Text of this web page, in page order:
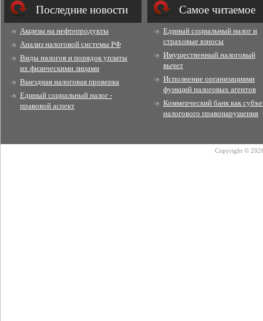
Последние новости
Акцизы на нефтепродукты
Анализ налоговой системы РФ
Виды налогов и порядок уплаты
их физическими лицами
Выездная налоговая проверка
Единый социальный налог -
правовой аспект
Cамое читаемое
Единый социальный налог и
страховые взносы
Имущественный налоговый
вычет
Исполнение организациями
функций налоговых агентов
Коммерческий банк как
налогового правонарушения
Copyright ©